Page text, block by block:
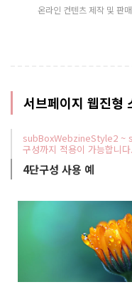
온라인 컨텐츠 제작 및 판매
서브페이지 웹진형
subBoxWebzineStyle2 ~
구성까지 적용이 가능합니다.
4단구성 사용 예